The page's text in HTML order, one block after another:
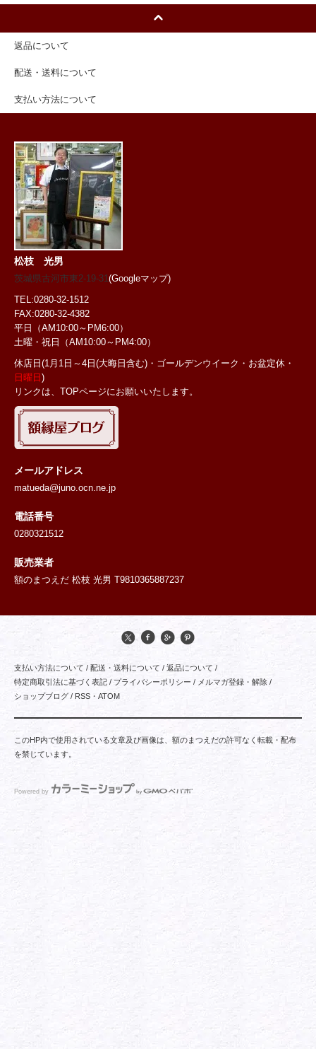
返品について
配送・送料について
支払い方法について
松枝 光男
茨城県古河市東2-19-31(Googleマップ)
TEL:0280-32-1512
FAX:0280-32-4382
平日（AM10:00～PM6:00）
土曜・祝日
（AM10:00～PM4:00）
休店日(1月1日～4日(大晦日含む)・ゴールデンウイーク・お盆定休・
日曜日 )
リンクは、TOPページにお願いいたします。
メールアドレス
matueda@juno.ocn.ne.jp
電話番号
0280321512
販売業者
額のまつえだ 松枝 光男 T9810365887237
支払い方法について / 配送・送料について / 返品について /
特定商取引法に基づく表記 / プライバシーポリシー / メルマガ登録・解除 /
ショップブログ / RSS ・ ATOM
このHP内で使用されている文章及び画像は、額のまつえだの許可なく転載・配布
を禁じています。
Powered by